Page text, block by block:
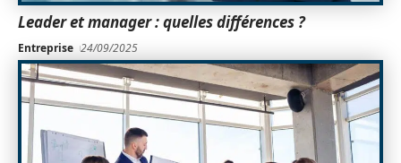
Leader et manager : quelles différences ?
Entreprise 24/09/2025